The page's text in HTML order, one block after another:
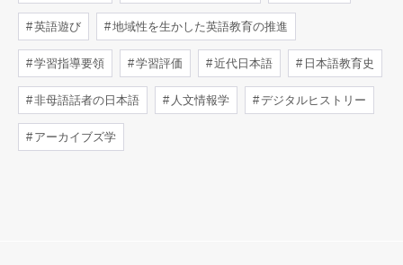
英語遊び 地域性を生かした英語教育の推進
学習指導要領 学習評価 近代日本語 日本語教育史
非母語話者の日本語 人文情報学 デジタルヒストリー
アーカイブズ学